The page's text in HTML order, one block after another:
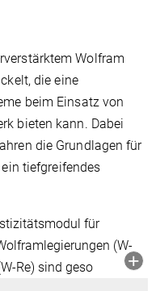
Wolfram
die eine
beim Einsatz von
bieten kann. Dabei
die Grundlagen für
tiefgreifendes